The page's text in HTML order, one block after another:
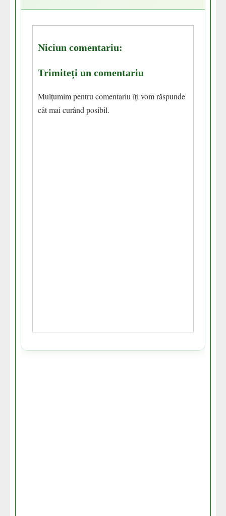
Niciun comentariu:
Trimiteți un comentariu
Mulțumim pentru comentariu îți vom răspunde
cât mai curând posibil.